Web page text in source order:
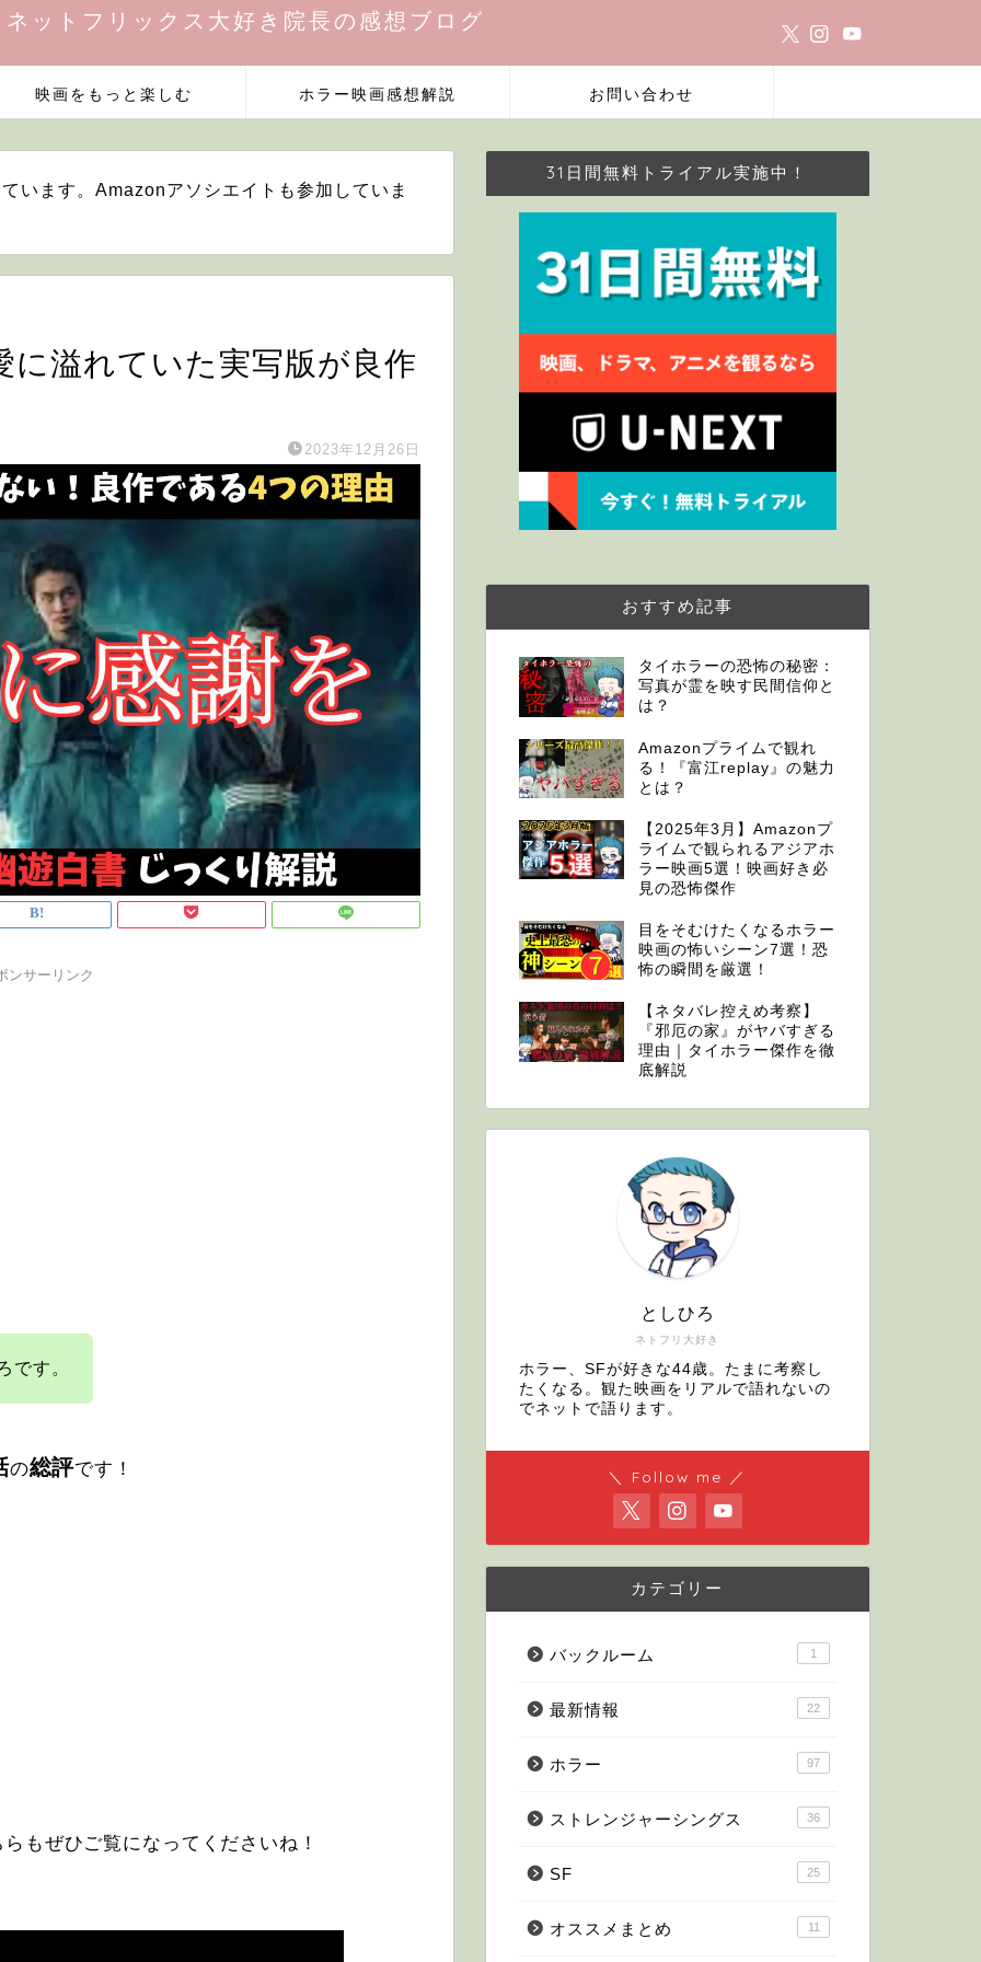
ネットフリックス大好き院長の感想ブログ
映画をもっと楽しむ ホラー映画感想解説 お問い合わせ
います。Amazonアソシエイトも参加していま
に溢れていた実写版が良作
2023年12月26日
ンサーリンク
です。
の総評です！
もぜひご覧になってくださいね！
31日間無料トライアル実施中！
おすすめ記事
タイホラーの恐怖の秘密：
写真が霊を映す民間信仰と
は？
Amazonプライムで観れ
る！『富江replay』の魅力
とは？
【2025年3月】Amazonプ
ライムで観られるアジアホ
ラー映画5選！映画好き必
見の恐怖傑作
目をそむけたくなるホラー
映画の怖いシーン7選！恐
怖の瞬間を厳選！
【ネタバレ控えめ考察】
『邪厄の家』がヤバすぎる
理由｜タイホラー傑作を徹
底解説
ネトフリ大好き
としひろ
ホラー、SFが好きな44歳。たまに考察し
たくなる。観た映画をリアルで語れないの
でネットで語ります。
＼ Follow me ／
カテゴリー
バックルーム 1
最新情報 22
ホラー 97
ストレンジャーシングス 36
SF 25
オススメまとめ 11